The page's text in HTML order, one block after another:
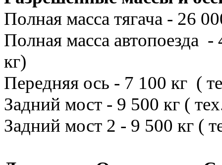
Полная масса тягача - 26
Полная масса автопоезда
кг)
Передняя ось - 7 100 кг (
Задний мост - 9 500 кг (
Задний мост 2 - 9 500 кг (